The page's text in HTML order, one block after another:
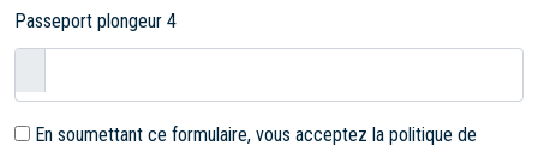
Passeport plongeur 4
En soumettant ce formulaire, vous acceptez la politique de